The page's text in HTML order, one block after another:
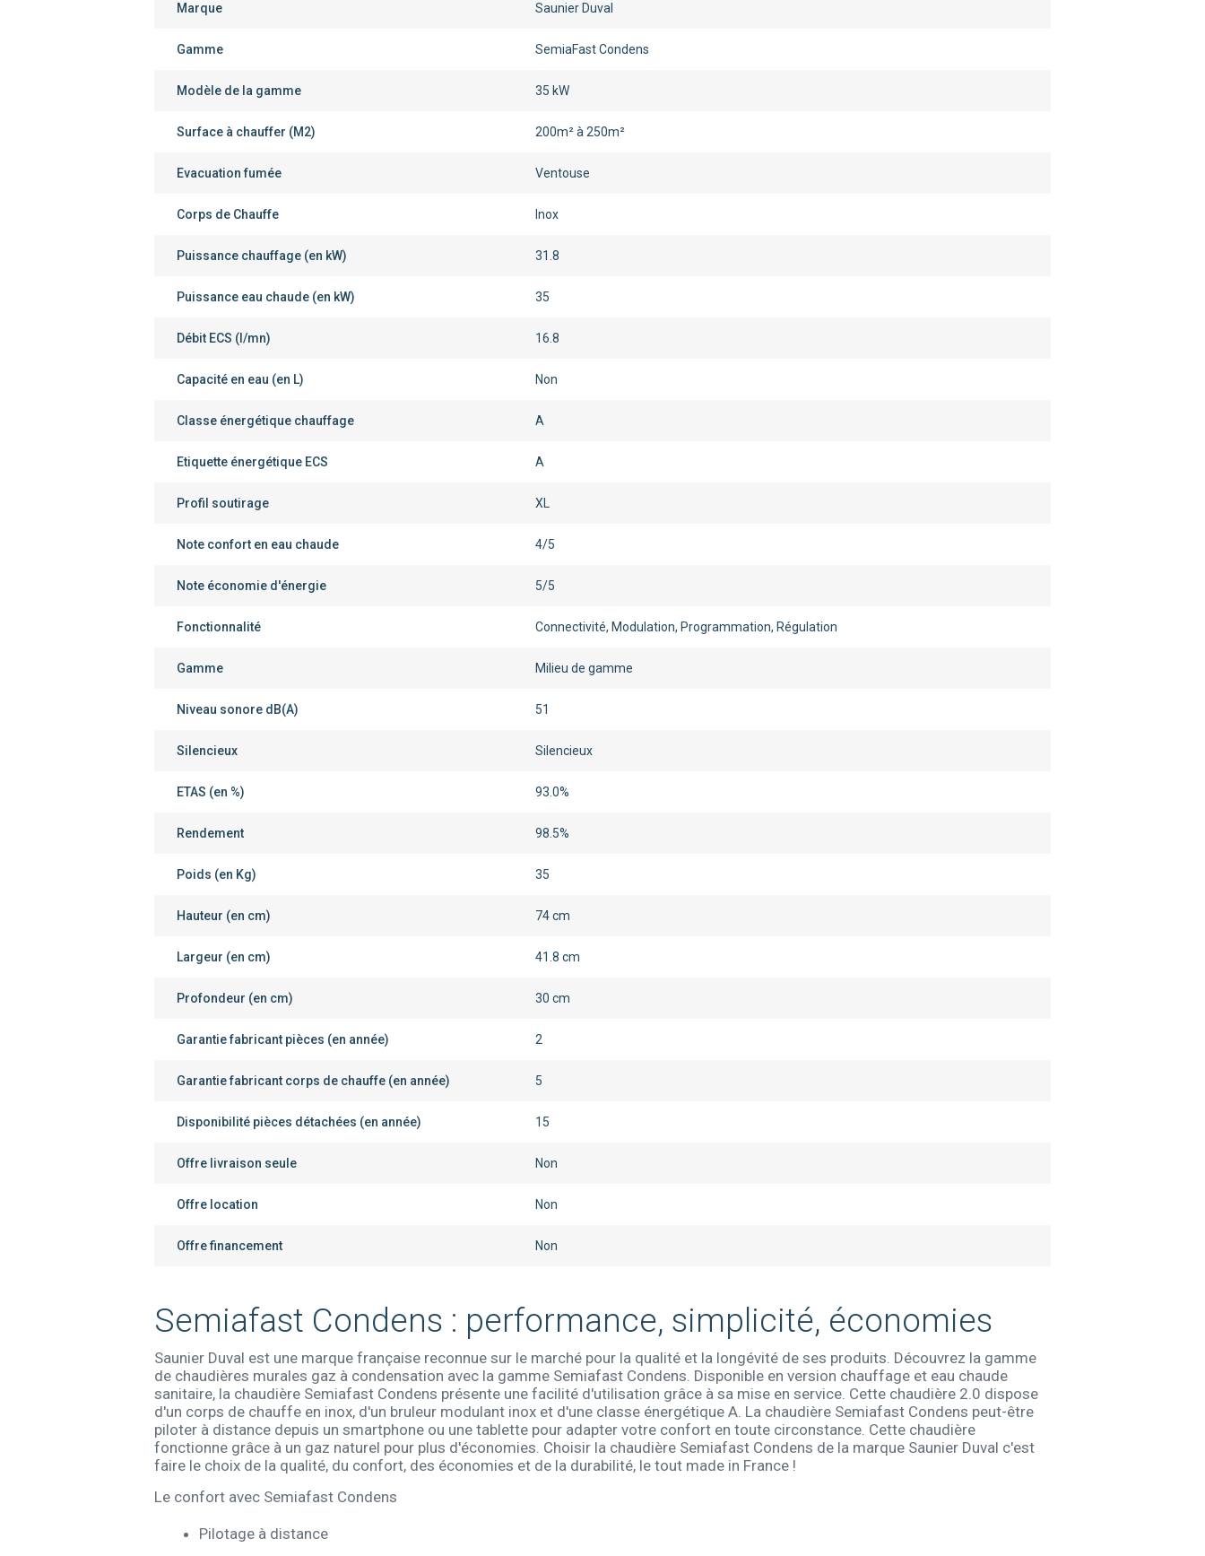
Marque Saunier Duval
Gamme SemiaFast Condens
Modèle de la gamme 35 kW
Surface à chauffer (M2) 200m² à 250m²
Evacuation fumée Ventouse
Corps de Chauffe Inox
Puissance chauffage (en kW) 31.8
Puissance eau chaude (en kW) 35
Débit ECS (l/mn) 16.8
Capacité en eau (en L) Non
Classe énergétique chauffage A
Etiquette énergétique ECS A
Profil soutirage XL
Note confort en eau chaude 4/5
Note économie d'énergie 5/5
Fonctionnalité Connectivité, Modulation, Programmation, Régulation
Gamme Milieu de gamme
Niveau sonore dB(A) 51
Silencieux Silencieux
ETAS (en %) 93.0%
Rendement 98.5%
Poids (en Kg) 35
Hauteur (en cm) 74 cm
Largeur (en cm) 41.8 cm
Profondeur (en cm) 30 cm
Garantie fabricant pièces (en année) 2
Garantie fabricant corps de chauffe (en année) 5
Disponibilité pièces détachées (en année) 15
Offre livraison seule Non
Offre location Non
Offre financement Non
Semiafast Condens : performance, simplicité, économies
Saunier Duval est une marque française reconnue sur le marché pour la qualité et la longévité de ses produits. Découvrez la gamme
de chaudières murales gaz à condensation avec la gamme Semiafast Condens. Disponible en version chauffage et eau chaude
sanitaire, la chaudière Semiafast Condens présente une facilité d'utilisation grâce à sa mise en service. Cette chaudière 2.0 dispose
d'un corps de chauffe en inox, d'un bruleur modulant inox et d'une classe énergétique A. La chaudière Semiafast Condens peut-être
piloter à distance depuis un smartphone ou une tablette pour adapter votre confort en toute circonstance. Cette chaudière
fonctionne grâce à un gaz naturel pour plus d'économies. Choisir la chaudière Semiafast Condens de la marque Saunier Duval c'est
faire le choix de la qualité, du confort, des économies et de la durabilité, le tout made in France !
Le confort avec Semiafast Condens
Pilotage à distance